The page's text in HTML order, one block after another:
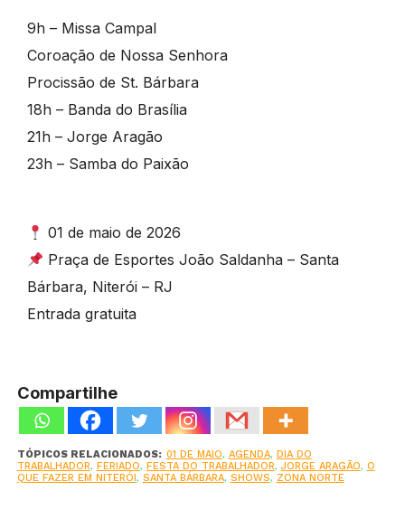
9h – Missa Campal
Coroação de Nossa Senhora
Procissão de St. Bárbara
18h – Banda do Brasília
21h – Jorge Aragão
23h – Samba do Paixão
01 de maio de 2026
Praça de Esportes João Saldanha – Santa
Bárbara, Niterói – RJ
Entrada gratuita
Compartilhe
TÓPICOS RELACIONADOS: 01 DE MAIO, AGENDA, DIA DO
TRABALHADOR, FERIADO, FESTA DO TRABALHADOR, JORGE ARAGÃO, O
QUE FAZER EM NITERÓI , SANTA BÁRBARA, SHOWS, ZONA NORTE